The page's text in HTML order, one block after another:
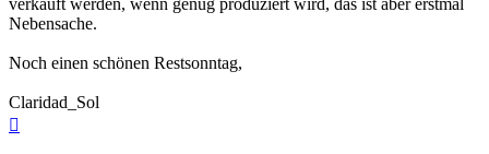
verkauft werden, wenn genug produziert wird, das ist aber erstmal
Nebensache.
Noch einen schönen Restsonntag,
Claridad_Sol